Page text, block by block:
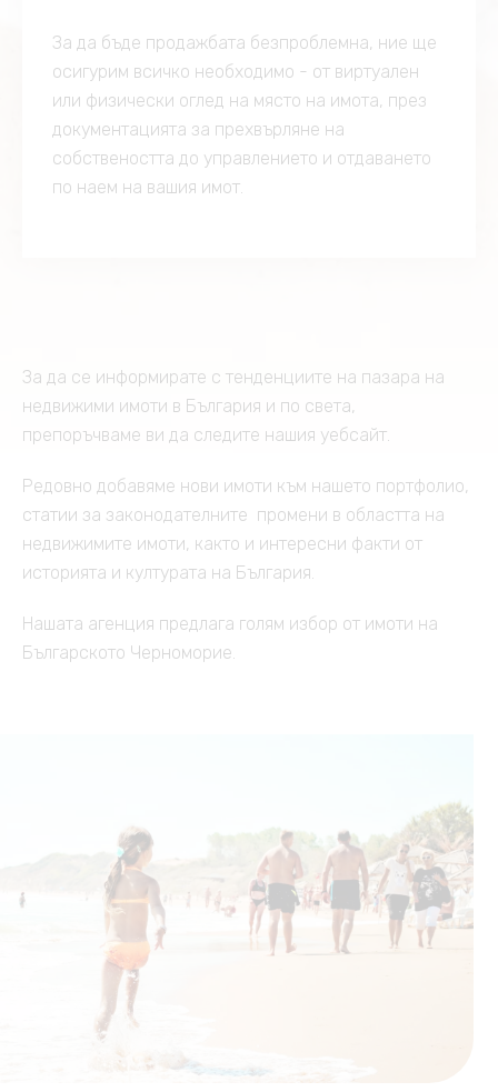
За да бъде продажбата безпроблемна, ние ще
осигурим всичко необходимо - oт виртуален
или физически оглед на място нa имотa, през
документацията за прехвърляне на
собствеността до управлението и отдаването
по наем на вашия имот.
За да се информирате с тенденциите на пазара на
недвижими имоти в България и по света,
препоръчваме ви да следите нашия уебсайт.
Редовно добавяме нови имоти към нашето портфолио,
статии за законодателните промени в областта на
недвижимите имоти, както и интересни факти от
историята и културата на България.
Нашата агенция предлага голям избор от имоти на
Българското Черноморие.